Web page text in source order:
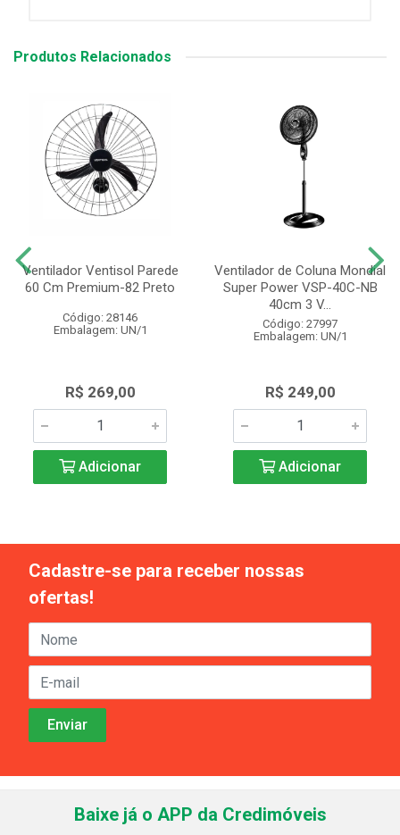
Produtos Relacionados
Ventilador Ventisol Parede
60 Cm Premium-82 Preto
Código: 28146
Embalagem: UN/1
R$ 269,00
Adicionar
Ventilador de Coluna Mondial
Super Power VSP-40C-NB
40cm 3 V...
Código: 27997
Embalagem: UN/1
R$ 249,00
Adicionar
Cadastre-se para receber nossas
ofertas!
Baixe já o APP da Credimóveis